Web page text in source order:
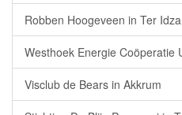
Robben Hoogeveen in Ter
Westhoek Energie Coöperatie
Visclub de Bears in Akkrum